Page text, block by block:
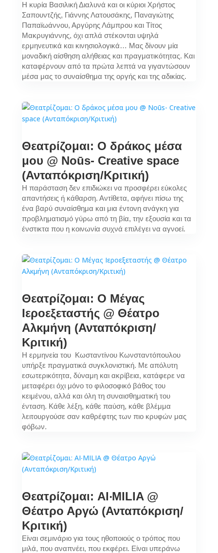
Η κυρία Βασιλική Διαλυνά και οι κύριοι Χρήστος
Σαπουντζής, Γιάννης Λατουσάκης, Παναγιώτης
Παπαϊωάννου, Αργύρης Λάμπρου και Τίτος
Μακρυγιάννης, όχι απλά στέκονται υψηλά
ερμηνευτικά και κινησιολογικά… Μας δίνουν μία
μοναδική αίσθηση αλήθειας και πραγματικότητας. Και
καταφέρνουν από τα πρώτα λεπτά να γιγαντώσουν
μέσα μας το συναίσθημα της οργής και της αδικίας.
Θεατρίζομαι: Ο δράκος μέσα
μου @ Noūs- Creative space
(Ανταπόκριση/Κριτική)
Η παράσταση δεν επιδιώκει να προσφέρει εύκολες
απαντήσεις ή κάθαρση. Αντίθετα, αφήνει πίσω της
ένα βαρύ συναίσθημα και μια έντονη ανάγκη για
προβληματισμό γύρω από τη βία, την εξουσία και τα
ένστικτα που η κοινωνία συχνά επιλέγει να αγνοεί.
Θεατρίζομαι: Ο Μέγας
Ιεροεξεταστής @ Θέατρο
Αλκμήνη (Ανταπόκριση/
Κριτική)
Η ερμηνεία του Κωσταντίνου Κωνσταντόπουλου
υπήρξε πραγματικά συγκλονιστική. Με απόλυτη
εσωτερικότητα, δύναμη και ακρίβεια, κατάφερε να
μεταφέρει όχι μόνο το φιλοσοφικό βάθος του
κειμένου, αλλά και όλη τη συναισθηματική του
ένταση. Κάθε λέξη, κάθε παύση, κάθε βλέμμα
λειτουργούσε σαν καθρέφτης των πιο κρυφών μας
φόβων.
Θεατρίζομαι: AI‧MILIA @
Θέατρο Αργώ (Ανταπόκριση/
Κριτική)
Είναι σεμινάριο για τους ηθοποιούς ο τρόπος που
μιλά, που αναπνέει, που εκφέρει. Είναι υπεράνω